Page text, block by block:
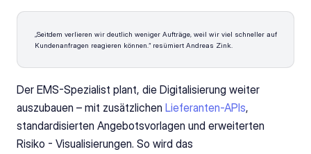
„Seitdem verlieren wir deutlich weniger Aufträge, weil wir viel schneller auf
Kundenanfragen reagieren können.“ resümiert Andreas Zink.
Der EMS-Spezialist plant, die Digitalisierung weiter
auszubauen – mit zusätzlichen Lieferanten-APIs,
standardisierten Angebotsvorlagen und erweiterten
Risiko - Visualisierungen. So wird das